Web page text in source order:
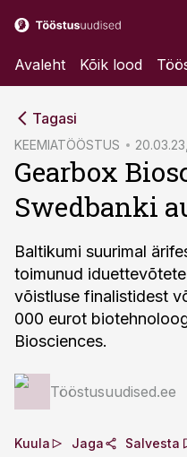
Avaleht Kõik lood
Tagasi
KEEMIATÖÖSTUS
Gearbox
Swedbanki
Baltikumi suurimal
toimunud
võistluse finalistidest
000 eurot
Biosciences.
Tööstusuudised.ee
Kuula Jaga Salvesta